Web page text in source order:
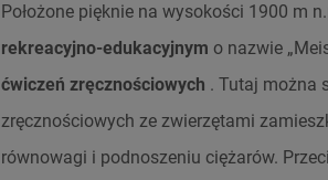
Położone pięknie na wysokości 1900 m
rekreacyjno-edukacyjnym o nazwie
ćwiczeń zręcznościowych . Tutaj można
zręcznościowych ze zwierzętami
równowagi i podnoszeniu ciężarów.